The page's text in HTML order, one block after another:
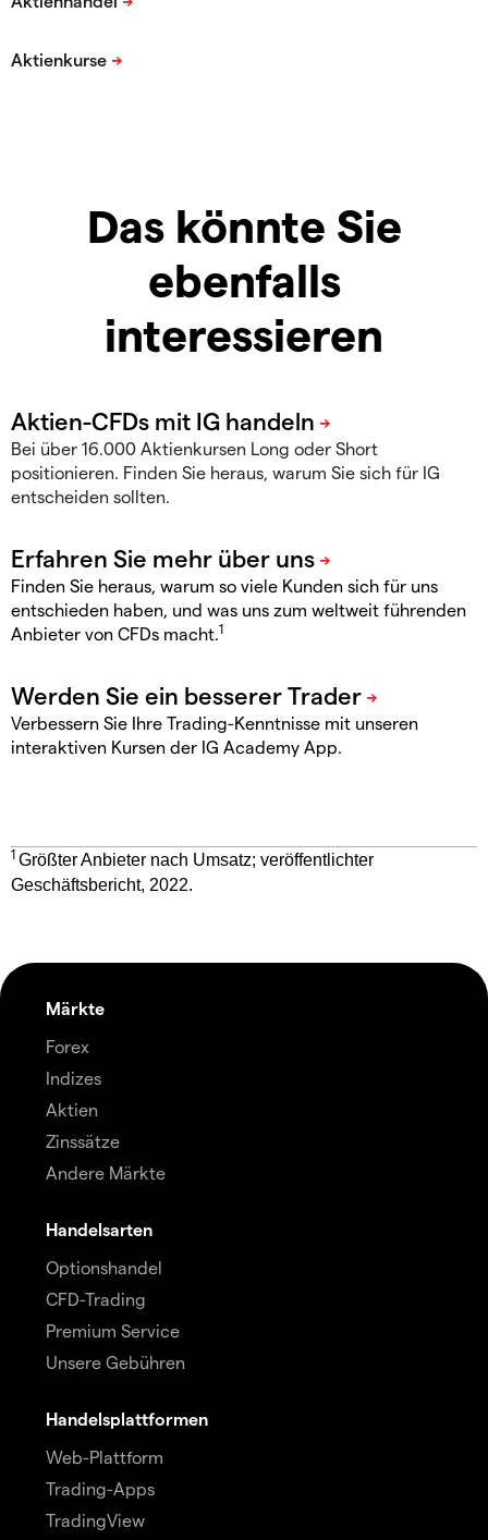
Das könnte Sie
ebenfalls
interessieren
Bei über 16.000 Aktienkursen Long oder Short
positionieren. Finden Sie heraus, warum Sie sich für IG
entscheiden sollten.
Finden Sie heraus, warum so viele Kunden sich für uns
entschieden haben, und was uns zum weltweit führenden
Anbieter von CFDs macht.1
Verbessern Sie Ihre Trading-Kenntnisse mit unseren
interaktiven Kursen der IG Academy App.
1 Größter Anbieter nach Umsatz; veröffentlichter
Geschäftsbericht, 2022.
Märkte
Forex
Indizes
Aktien
Zinssätze
Andere Märkte
Handelsarten
Optionshandel
CFD-Trading
Premium Service
Unsere Gebühren
Handelsplattformen
Web-Plattform
Trading-Apps
TradingView